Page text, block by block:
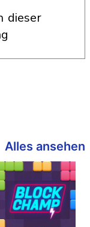
Alles ansehen